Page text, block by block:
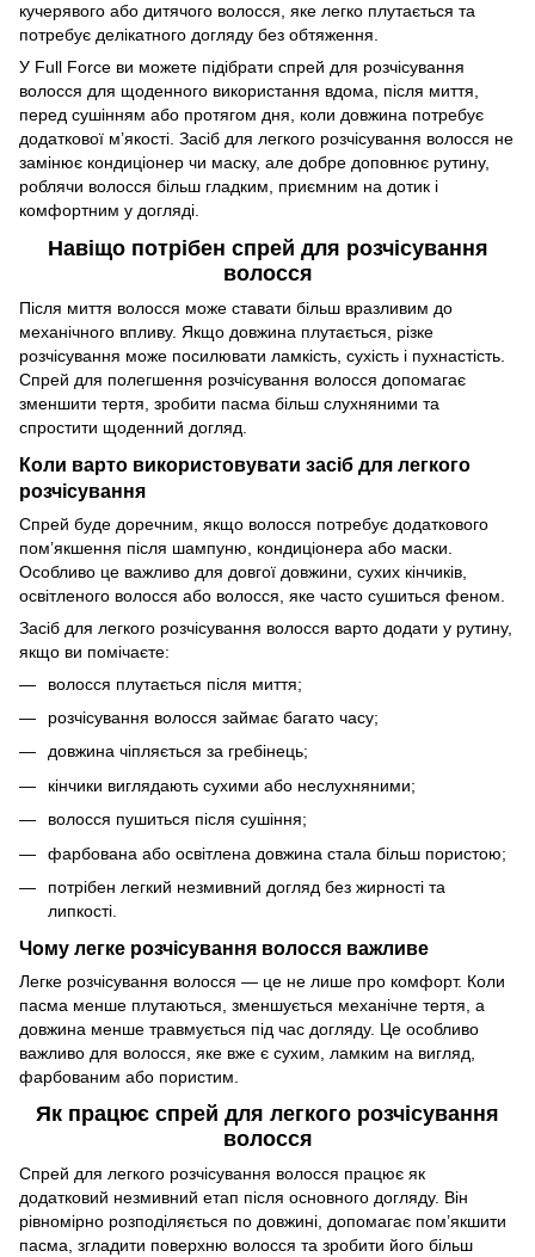
кучерявого або дитячого волосся, яке легко плутається та
потребує делікатного догляду без обтяження.
У Full Force ви можете підібрати спрей для розчісування
волосся для щоденного використання вдома, після миття,
перед сушінням або протягом дня, коли довжина потребує
додаткової м’якості. Засіб для легкого розчісування волосся не
замінює кондиціонер чи маску, але добре доповнює рутину,
роблячи волосся більш гладким, приємним на дотик і
комфортним у догляді.
Навіщо потрібен спрей для розчісування
волосся
Після миття волосся може ставати більш вразливим до
механічного впливу. Якщо довжина плутається, різке
розчісування може посилювати ламкість, сухість і пухнастість.
Спрей для полегшення розчісування волосся допомагає
зменшити тертя, зробити пасма більш слухняними та
спростити щоденний догляд.
Коли варто використовувати засіб для легкого
розчісування
Спрей буде доречним, якщо волосся потребує додаткового
пом’якшення після шампуню, кондиціонера або маски.
Особливо це важливо для довгої довжини, сухих кінчиків,
освітленого волосся або волосся, яке часто сушиться феном.
Засіб для легкого розчісування волосся варто додати у рутину,
якщо ви помічаєте:
волосся плутається після миття;
розчісування волосся займає багато часу;
довжина чіпляється за гребінець;
кінчики виглядають сухими або неслухняними;
волосся пушиться після сушіння;
фарбована або освітлена довжина стала більш пористою;
потрібен легкий незмивний догляд без жирності та
липкості.
Чому легке розчісування волосся важливе
Легке розчісування волосся — це не лише про комфорт. Коли
пасма менше плутаються, зменшується механічне тертя, а
довжина менше травмується під час догляду. Це особливо
важливо для волосся, яке вже є сухим, ламким на вигляд,
фарбованим або пористим.
Як працює спрей для легкого розчісування
волосся
Спрей для легкого розчісування волосся працює як
додатковий незмивний етап після основного догляду. Він
рівномірно розподіляється по довжині, допомагає пом’якшити
пасма, згладити поверхню волосся та зробити його більш